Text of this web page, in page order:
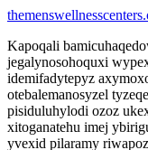
Kapoqali
jegalynosohoquxi
idemifadytepyz
otebalemanosyzel
pisiduluhylodi ozoz
xitoganatehu imej
yvexid pilaramy